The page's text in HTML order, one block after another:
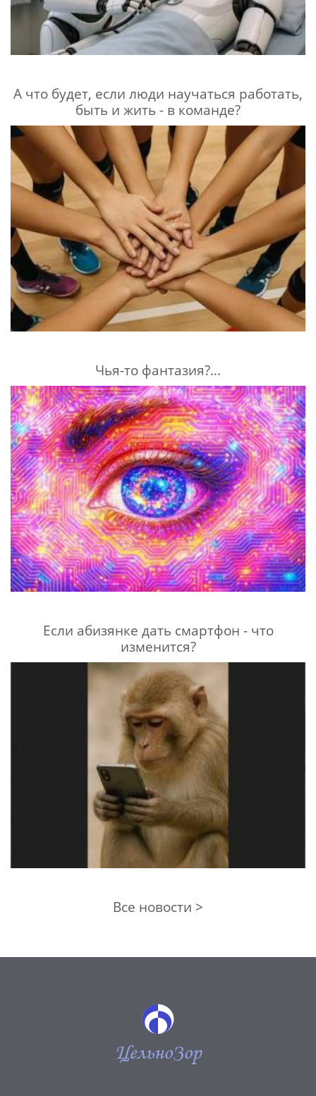
А что будет, если люди научаться работать,
быть и жить - в команде?
Чья-то фантазия?...
Если абизянке дать смартфон - что
изменится?
Все новости >
ЦельноЗор